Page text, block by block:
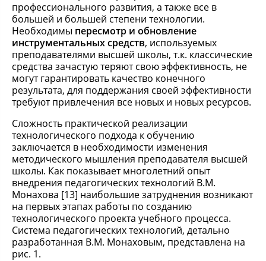
профессионального развития, а также все в
большей и большей степени технологии.
Необходимы пересмотр и обновление
инструментальных средств, используемых
преподавателями высшей школы, т.к. классические
средства зачастую теряют свою эффективность, не
могут гарантировать качество конечного
результата, для поддержания своей эффективности
требуют привлечения все новых и новых ресурсов.
Сложность практической реализации
технологического подхода к обучению
заключается в необходимости изменения
методического мышления преподавателя высшей
школы. Как показывает многолетний опыт
внедрения педагогических технологий В.М.
Монахова [13] наибольшие затруднения возникают
на первых этапах работы по созданию
технологического проекта учебного процесса.
Система педагогических технологий, детально
разработанная В.М. Монаховым, представлена на
рис. 1.